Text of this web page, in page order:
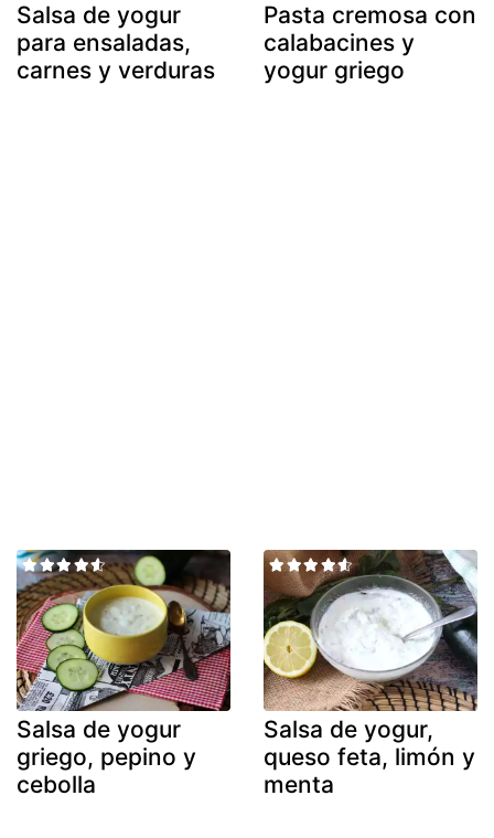
Salsa de yogur
para ensaladas,
carnes y verduras
Pasta cremosa con
calabacines y
yogur griego
Salsa de yogur
griego, pepino y
cebolla
Salsa de yogur,
queso feta, limón y
menta